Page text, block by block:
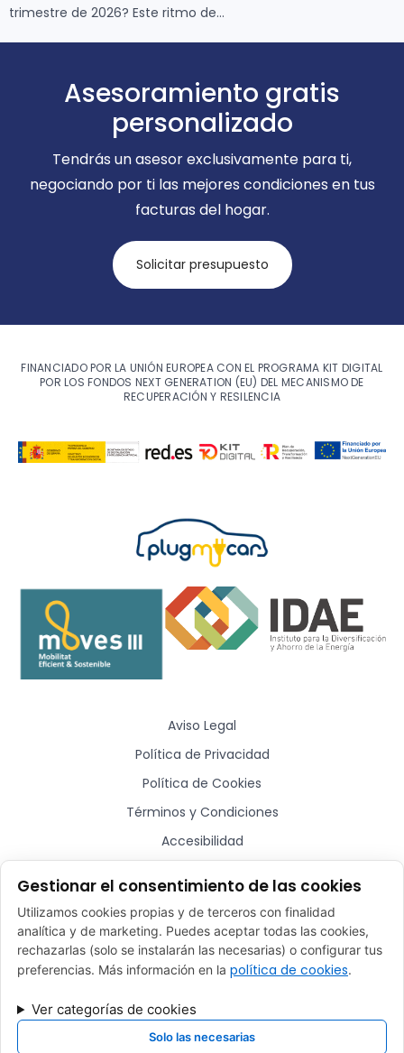
trimestre de 2026? Este ritmo de…
Asesoramiento gratis
personalizado
Tendrás un asesor exclusivamente para ti,
negociando por ti las mejores condiciones en tus
facturas del hogar.
Solicitar presupuesto
FINANCIADO POR LA UNIÓN EUROPEA CON EL PROGRAMA KIT DIGITAL
POR LOS FONDOS NEXT GENERATION (EU) DEL MECANISMO DE
RECUPERACIÓN Y RESILENCIA
Aviso Legal
Política de Privacidad
Política de Cookies
Términos y Condiciones
Accesibilidad
¿Hablamos?
comercial@plugmycar.es
Rafael Batlle, 16 - Barcelona (08017)
Gestionar el consentimiento de las cookies
Utilizamos cookies propias y de terceros con finalidad
analítica y de marketing. Puedes aceptar todas las cookies,
rechazarlas (solo se instalarán las necesarias) o configurar tus
preferencias. Más información en la política de cookies.
Ver categorías de cookies
Solo las necesarias